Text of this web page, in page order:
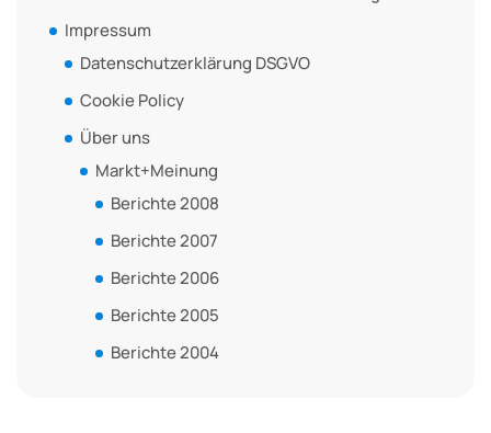
Impressum
Datenschutzerklärung DSGVO
Cookie Policy
Über uns
Markt+Meinung
Berichte 2008
Berichte 2007
Berichte 2006
Berichte 2005
Berichte 2004